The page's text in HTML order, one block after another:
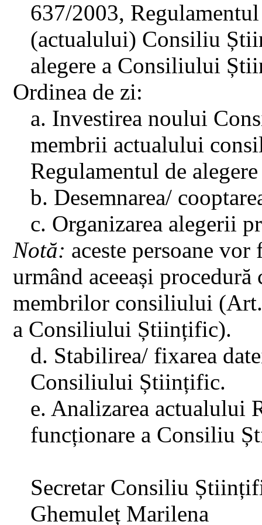
637/2003,
(actualului) Consiliu
alegere a Consiliului
Ordinea de zi:
a. Investirea noului
membrii actualului
Regulamentul de
b. Desemnarea/
c. Organizarea alegerii
Notă: aceste persoane
urmând aceeași procedură
membrilor consiliului
a Consiliului Științific).
d. Stabilirea/ fixarea
Consiliului Științific.
e. Analizarea actualului
funcționare a Consiliu
Secretar Consiliu
Ghemuleț Marilena